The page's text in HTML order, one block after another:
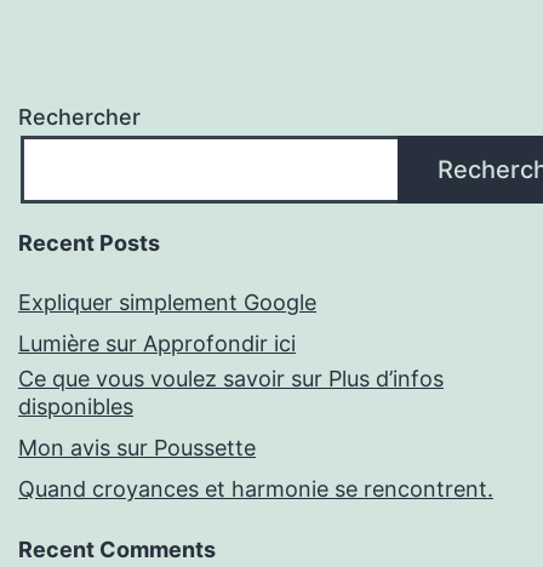
Rechercher
Recent Posts
Expliquer simplement Google
Lumière sur Approfondir ici
Ce que vous voulez savoir sur Plus d’infos
disponibles
Mon avis sur Poussette
Quand croyances et harmonie se rencontrent.
Recent Comments